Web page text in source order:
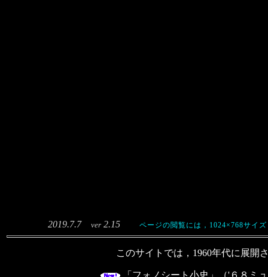
2019.7.7 ver 2.15 ページの閲覧には，1024×768サイ
このサイトでは，1960年代に展開
「フォノシート小史」（'６８ミ